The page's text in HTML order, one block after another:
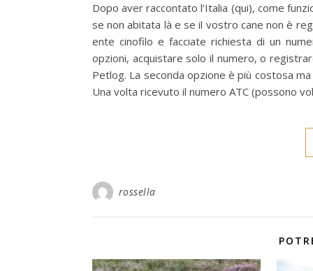
Dopo aver raccontato l’Italia (qui), come
se non abitata là e se il vostro cane non è
ente cinofilo e facciate richiesta di un
opzioni, acquistare solo il numero, o
Petlog. La seconda opzione è più costosa
Una volta ricevuto il numero ATC (possono
rossella